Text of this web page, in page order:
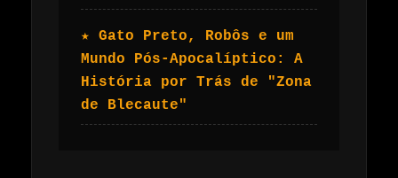
★ Gato Preto, Robôs e um
Mundo Pós-Apocalíptico: A
História por Trás de "Zona
de Blecaute"